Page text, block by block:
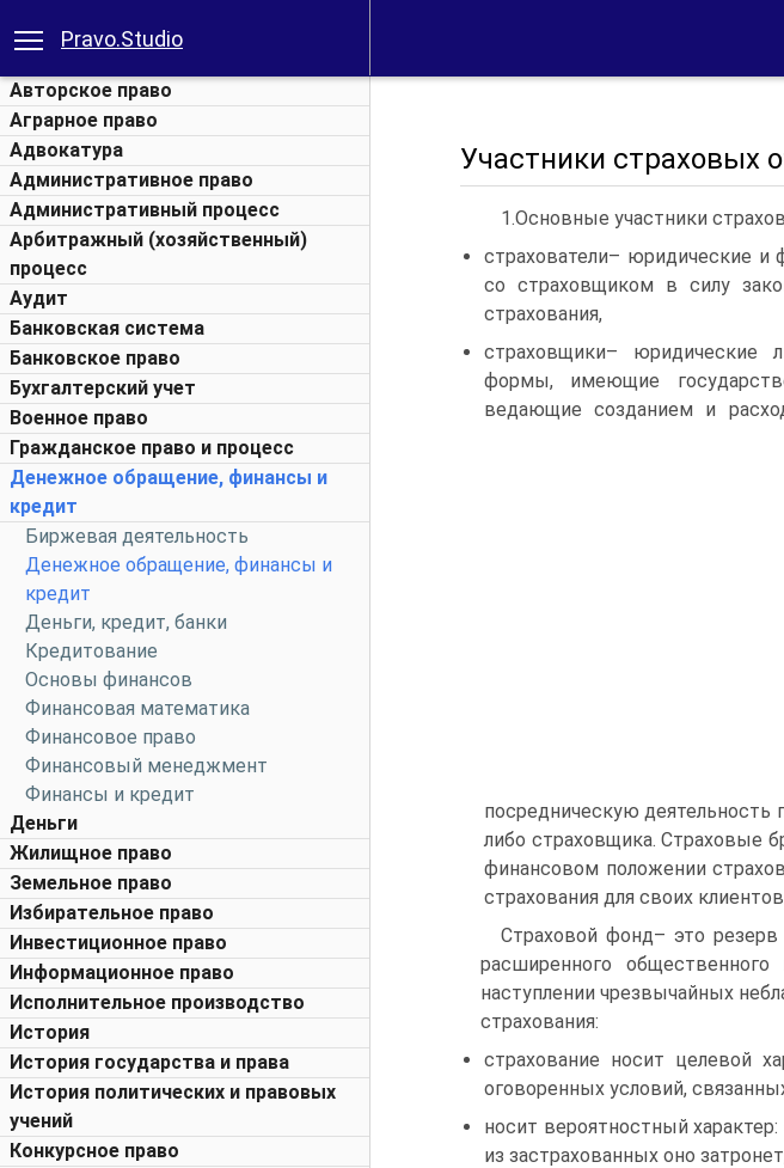
Pravo.Studio
Авторское право
Аграрное право
Адвокатура
Административное право
Административный процесс
Арбитражный (хозяйственный)
процесс
Аудит
Банковская система
Банковское право
Бухгалтерский учет
Военное право
Гражданское право и процесс
Денежное обращение, финансы и
кредит
Биржевая деятельность
Денежное обращение, финансы и
кредит
Деньги, кредит, банки
Кредитование
Основы финансов
Финансовая математика
Финансовое право
Финансовый менеджмент
Финансы и кредит
Деньги
Жилищное право
Земельное право
Избирательное право
Инвестиционное право
Информационное право
Исполнительное производство
История
История государства и права
История политических и правовых
учений
Конкурсное право
Участники страховых
1.Основные участники
страхователи– юридические
со страховщиком в силу
страхования,
страховщики– юридические
формы, имеющие
ведающие созданием и
посредническую деятельность
либо страховщика. Страховые
финансовом положении
страхования для своих
Страховой фонд– это
расширенного
наступлении чрезвычайных
страхования:
страхование носит целевой
оговоренных условий,
носит вероятностный
из застрахованных оно